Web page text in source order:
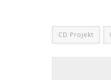
CD Projekt